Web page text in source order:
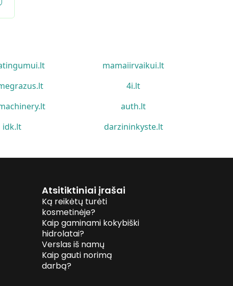
mamaiirvaikui.lt
4i.lt
auth.lt
idk.lt darzininkyste.lt
Atsitiktiniai įrašai
Ką reikėtų turėti
kosmetinėje?
Kaip gaminami kokybiški
hidrolatai?
Verslas iš namų
Kaip gauti norimą
darbą?